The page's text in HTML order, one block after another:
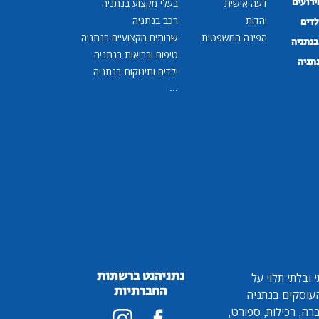
דעה אישית
יהדות
הפינה המשפטית
בעלי מקצוע בנתניה
רכב בנתניה
שרותים מקצועיים בנתניה
טיפוח ובריאות בנתניה
ילדים ותינוקות בנתניה
תלוי על
בנתניה
רכילות, ספורט,
נתניהנט ברשתות
החברתיות